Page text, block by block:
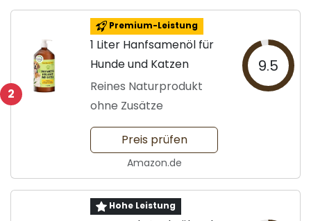
2
Premium-Leistung
1 Liter Hanfsamenöl für
Hunde und Katzen
Reines Naturprodukt
ohne Zusätze
9.5
Preis prüfen
Amazon.de
Hohe Leistung